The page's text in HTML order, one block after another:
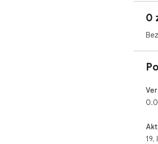
0
19.